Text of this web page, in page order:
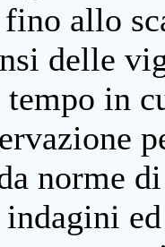
allo
delle
in
norme